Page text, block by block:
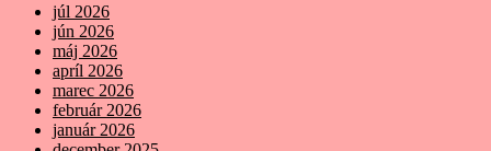
júl 2026
jún 2026
máj 2026
apríl 2026
marec 2026
február 2026
január 2026